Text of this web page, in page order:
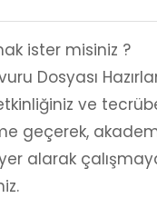
ister misiniz ?
Dosyası
ve
geçerek,
alarak